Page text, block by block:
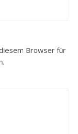
Browser für